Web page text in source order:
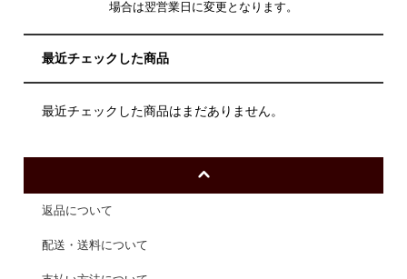
場合は翌営業日に変更となります。
最近チェックした商品
最近チェックした商品はまだありません。
返品について
配送・送料について